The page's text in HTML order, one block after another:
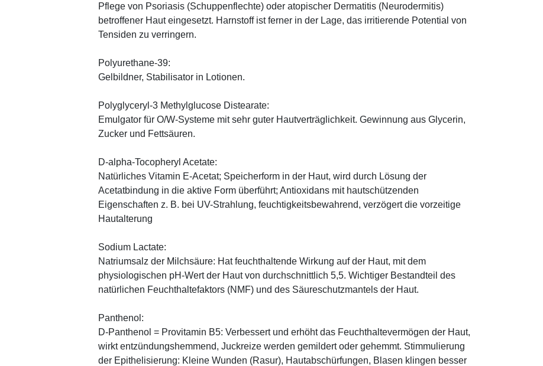
Pflege von Psoriasis (Schuppenflechte) oder atopischer Dermatitis (Neurodermitis)
betroffener Haut eingesetzt. Harnstoff ist ferner in der Lage, das irritierende Potential von
Tensiden zu verringern.
Polyurethane-39:
Gelbildner, Stabilisator in Lotionen.
Polyglyceryl-3 Methylglucose Distearate:
Emulgator für O/W-Systeme mit sehr guter Hautverträglichkeit. Gewinnung aus Glycerin,
Zucker und Fettsäuren.
D-alpha-Tocopheryl Acetate:
Natürliches Vitamin E-Acetat; Speicherform in der Haut, wird durch Lösung der
Acetatbindung in die aktive Form überführt; Antioxidans mit hautschützenden
Eigenschaften z. B. bei UV-Strahlung, feuchtigkeitsbewahrend, verzögert die vorzeitige
Hautalterung
Sodium Lactate:
Natriumsalz der Milchsäure: Hat feuchthaltende Wirkung auf der Haut, mit dem
physiologischen pH-Wert der Haut von durchschnittlich 5,5. Wichtiger Bestandteil des
natürlichen Feuchthaltefaktors (NMF) und des Säureschutzmantels der Haut.
Panthenol:
D-Panthenol = Provitamin B5: Verbessert und erhöht das Feuchthaltevermögen der Haut,
wirkt entzündungshemmend, Juckreize werden gemildert oder gehemmt. Stimmulierung
der Epithelisierung: Kleine Wunden (Rasur), Hautabschürfungen, Blasen klingen besser